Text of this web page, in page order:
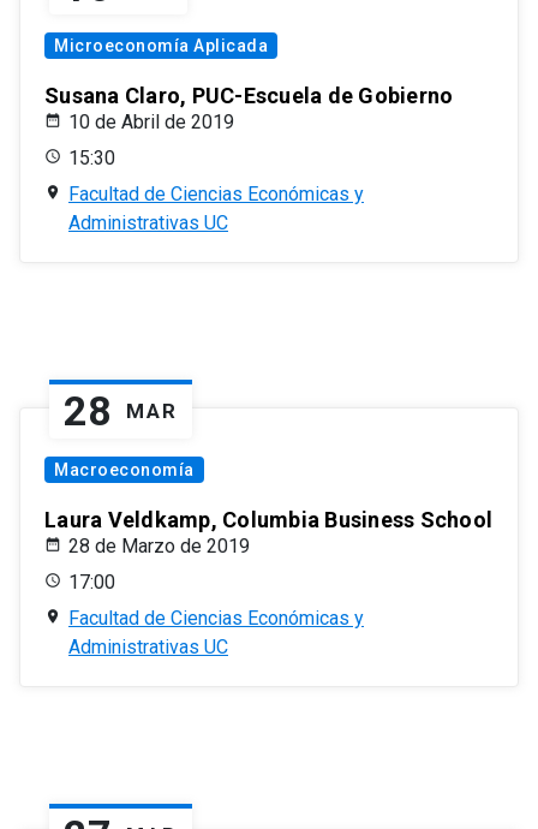
Microeconomía Aplicada
Susana Claro, PUC-Escuela de Gobierno
10 de Abril de 2019
15:30
Facultad de Ciencias Económicas y
Administrativas UC
28 MAR
Macroeconomía
Laura Veldkamp, Columbia Business School
28 de Marzo de 2019
17:00
Facultad de Ciencias Económicas y
Administrativas UC